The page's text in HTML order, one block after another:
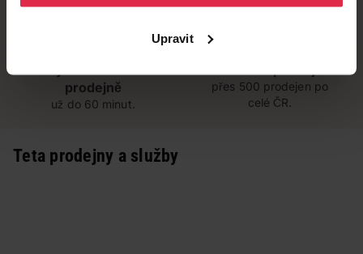
Upravit
prodejně
už do 60 minut.
přes 500 prodejen po
celé ČR.
Teta prodejny a služby